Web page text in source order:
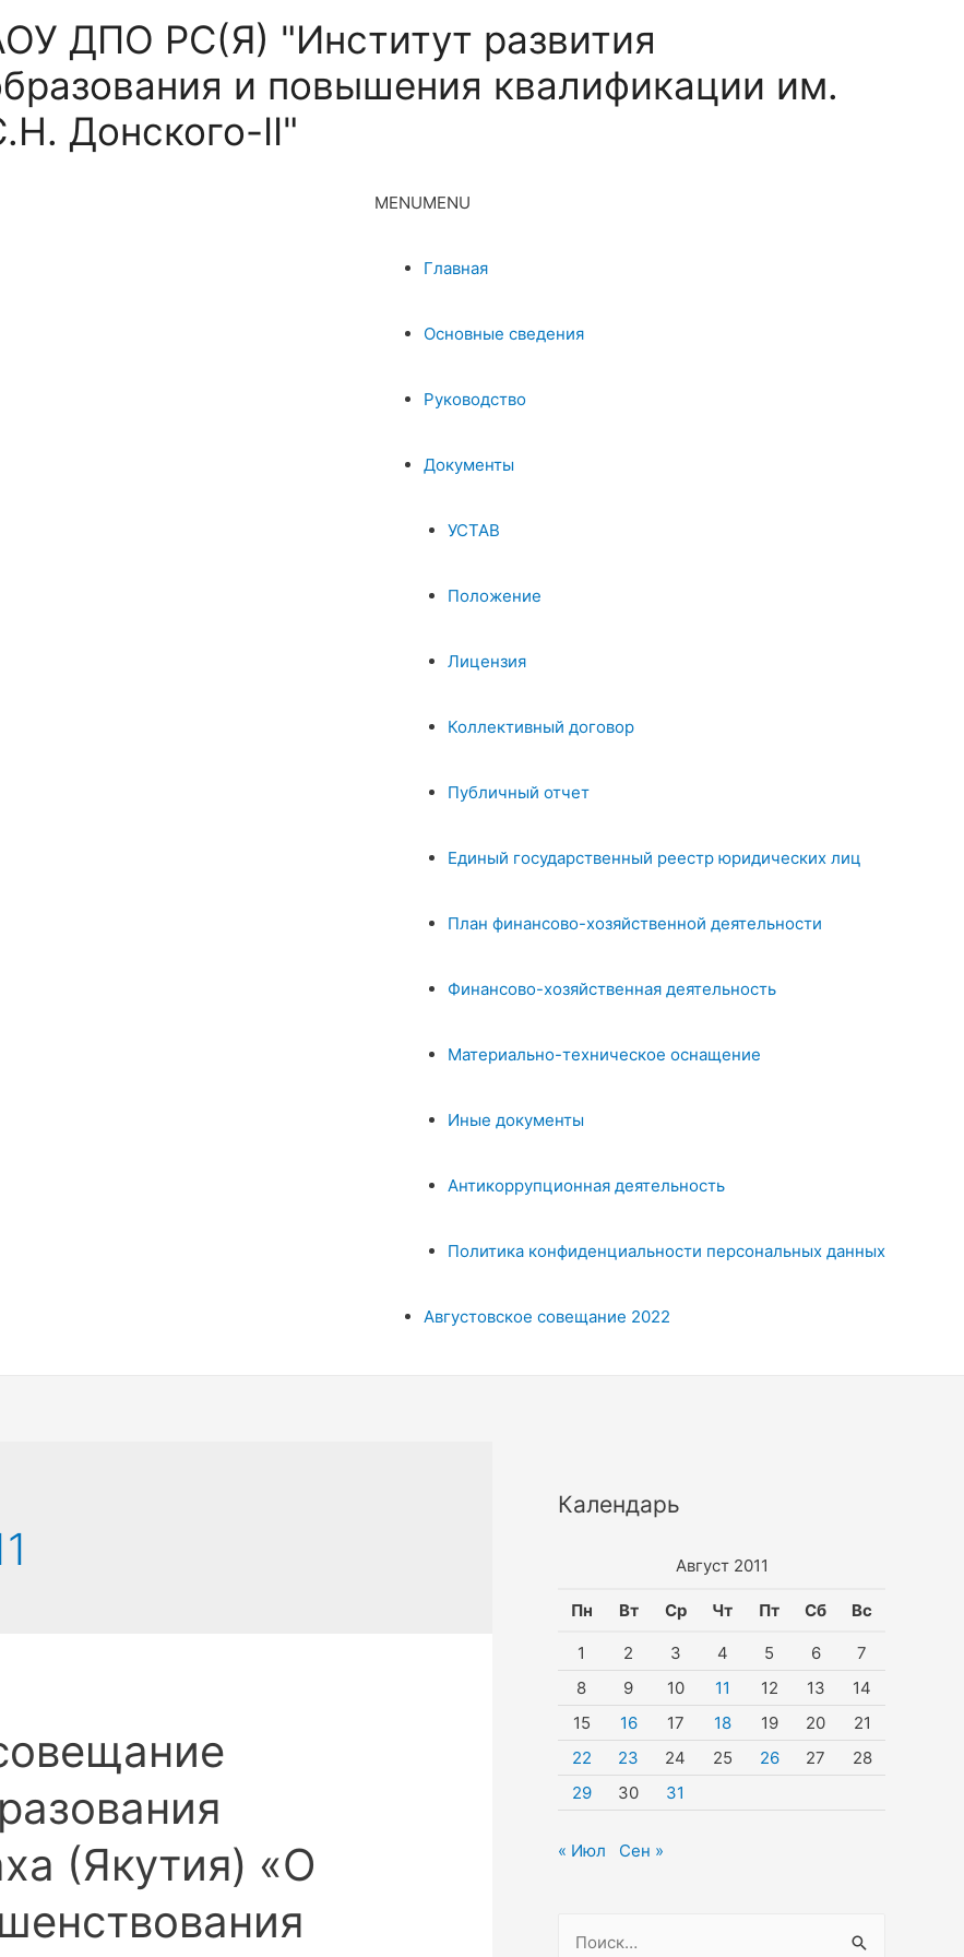
ДПО РС(Я) "Институт развития
и повышения квалификации им.
Донского-II"
MENUMENU
Главная
Основные сведения
Руководство
Документы
УСТАВ
Положение
Лицензия
Коллективный договор
Публичный отчет
Единый государственный реестр юридических лиц
План финансово-хозяйственной деятельности
Финансово-хозяйственная деятельность
Материально-техническое оснащение
Иные документы
Антикоррупционная деятельность
Политика конфиденциальности персональных данных
Августовское совещание 2022
(Якутия) «О
Календарь
Август 2011
Пн Вт Ср Чт Пт Сб Вс
1 2 3 4 5 6
7
8
9 10 11 12 13
14
15
16 17 18 19 20
21
22
23 24 25 26 27
28
29
30 31
« Июл Сен »